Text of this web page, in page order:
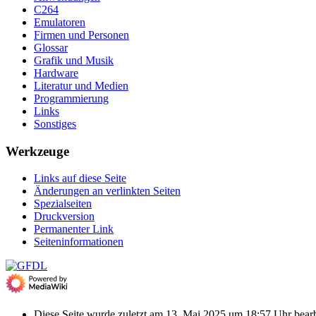
C264
Emulatoren
Firmen und Personen
Glossar
Grafik und Musik
Hardware
Literatur und Medien
Programmierung
Links
Sonstiges
Werkzeuge
Links auf diese Seite
Änderungen an verlinkten Seiten
Spezialseiten
Druckversion
Permanenter Link
Seiten­­informationen